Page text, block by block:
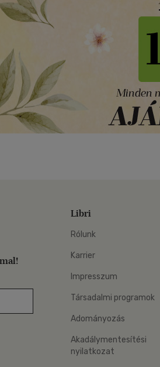
Libri
Rólunk
Karrier
Impresszum
Társadalmi programok
Adományozás
Akadálymentesítési
nyilatkozat